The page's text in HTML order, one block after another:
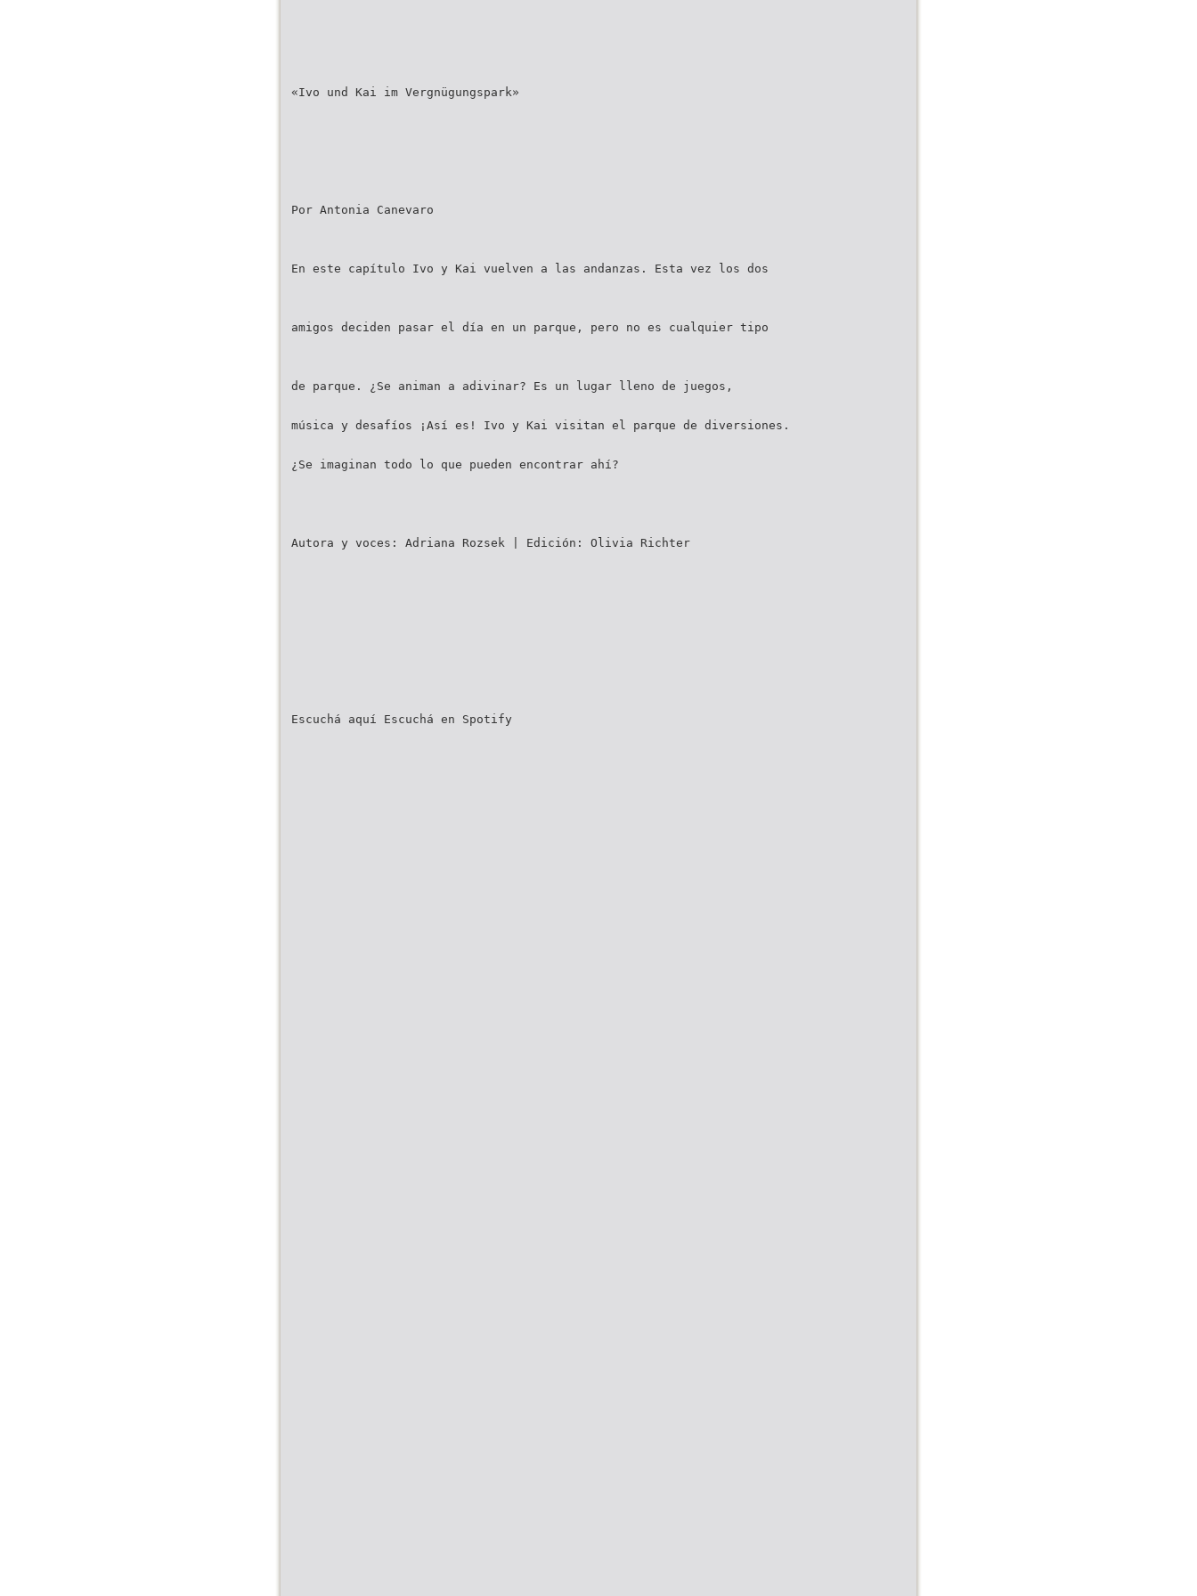
«Ivo und Kai im Vergnügungspark»
Por Antonia Canevaro
En este capítulo Ivo y Kai vuelven a las andanzas. Esta vez los dos
amigos deciden pasar el día en un parque, pero no es cualquier tipo
de parque. ¿Se animan a adivinar? Es un lugar lleno de juegos,
música y desafíos ¡Así es! Ivo y Kai visitan el parque de diversiones.
¿Se imaginan todo lo que pueden encontrar ahí?
Autora y voces: Adriana Rozsek | Edición: Olivia Richter
Escuchá aquí Escuchá en Spotify